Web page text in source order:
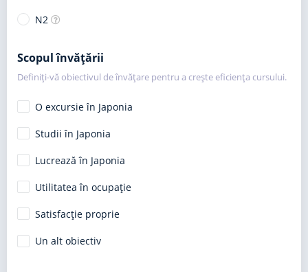
N2
Scopul învățării
Definiți-vă obiectivul de învățare pentru a crește eficiența cursului.
O excursie în Japonia
Studii în Japonia
Lucrează în Japonia
Utilitatea în ocupație
Satisfacție proprie
Un alt obiectiv